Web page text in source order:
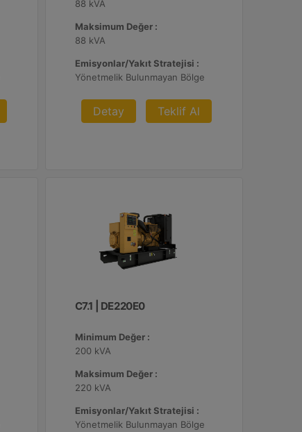
88 kVA
Maksimum Değer :
88 kVA
Emisyonlar/Yakıt Stratejisi :
Yönetmelik Bulunmayan Bölge
Detay Teklif Al
C7.1 | DE220E0
Minimum Değer :
200 kVA
Maksimum Değer :
220 kVA
Emisyonlar/Yakıt Stratejisi :
Yönetmelik Bulunmayan Bölge